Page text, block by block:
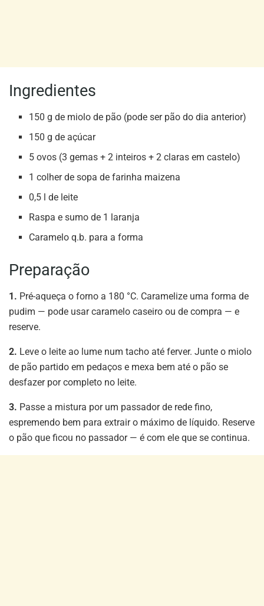
Ingredientes
150 g de miolo de pão (pode ser pão do dia anterior)
150 g de açúcar
5 ovos (3 gemas + 2 inteiros + 2 claras em castelo)
1 colher de sopa de farinha maizena
0,5 l de leite
Raspa e sumo de 1 laranja
Caramelo q.b. para a forma
Preparação
1. Pré-aqueça o forno a 180 °C. Caramelize uma forma de
pudim — pode usar caramelo caseiro ou de compra — e
reserve.
2. Leve o leite ao lume num tacho até ferver. Junte o miolo
de pão partido em pedaços e mexa bem até o pão se
desfazer por completo no leite.
3. Passe a mistura por um passador de rede fino,
espremendo bem para extrair o máximo de líquido. Reserve
o pão que ficou no passador — é com ele que se continua.